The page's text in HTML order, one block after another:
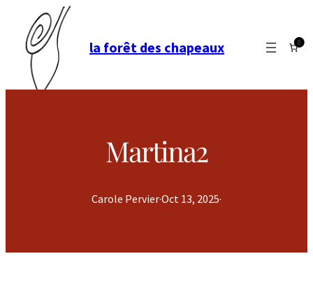
la forêt des chapeaux 0
Martina2
Carole Pervier·Oct 13, 2025·